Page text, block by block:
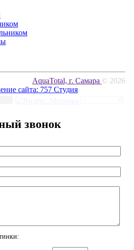
AquaTotal, г. Самара © 2026
сайта: 757 Студия
звонок